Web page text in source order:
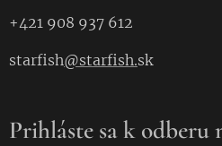
+421 908 937 612
starfish@starfish.sk
Prihláste sa k odberu